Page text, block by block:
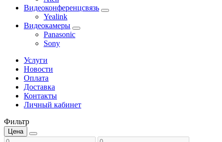
Видеоконференцсвязь
Yealink
Видеокамеры
Panasonic
Sony
Услуги
Новости
Оплата
Доставка
Контакты
Личный кабинет
Фильтр
Цена